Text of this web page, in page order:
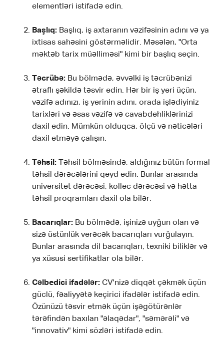
elementləri istifadə edin.
Başlıq: Başlıq, iş axtaranın vəzifəsinin adını və ya
ixtisas sahəsini göstərməlidir. Məsələn, "Orta
məktəb tarix müəlliməsi" kimi bir başlıq seçin.
Təcrübə: Bu bölmədə, əvvəlki iş təcrübənizi
ətraflı şəkildə təsvir edin. Hər bir iş yeri üçün,
vəzifə adınızı, iş yerinin adını, orada işlədiyiniz
tarixləri və əsas vəzifə və cavabdehliklərinizi
daxil edin. Mümkün olduqca, ölçü və nəticələri
daxil etməyə çalışın.
Təhsil: Təhsil bölməsində, aldığınız bütün formal
təhsil dərəcələrini qeyd edin. Bunlar arasında
universitet dərəcəsi, kollec dərəcəsi və hətta
təhsil proqramları daxil ola bilər.
Bacarıqlar: Bu bölmədə, işinizə uyğun olan və
sizə üstünlük verəcək bacarıqları vurğulayın.
Bunlar arasında dil bacarıqları, texniki biliklər və
ya xüsusi sertifikatlar ola bilər.
Cəlbedici ifadələr: CV'nizə diqqət çəkmək üçün
güclü, fəaliyyətə keçirici ifadələr istifadə edin.
Özünüzü təsvir etmək üçün işəgötürənlər
tərəfindən baxılan "əlaqədar", "səmərəli" və
"innovativ" kimi sözləri istifadə edin.